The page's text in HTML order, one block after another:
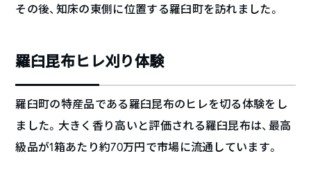
その後、知床の東側に位置する羅臼町を訪れました。
羅臼昆布ヒレ刈り体験
羅臼町の特産品である羅臼昆布のヒレを切る体験をし
ました。大きく香り高いと評価される羅臼昆布は、最高
級品が1箱あたり約70万円で市場に流通しています。